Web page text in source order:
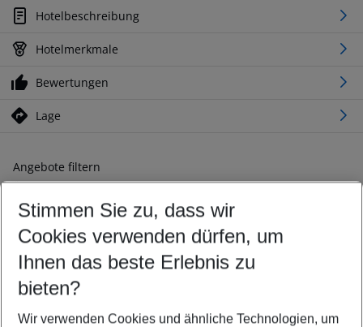
Hotelbeschreibung
Hotelmerkmale
Bewertungen
Lage
Angebote filtern
Ändern Sie Ihre Kriterien nach Ihren Wünschen
Abflughafen wählen
Beliebiger Abflughafen
Reisezeitraum wählen
08.08.26– 06.08.27 5-8 Nächte
2 Erwachsene Keine Kinder
Stimmen Sie zu, dass wir
Cookies verwenden dürfen, um
Ihnen das beste Erlebnis zu
bieten?
Wir verwenden Cookies und ähnliche Technologien, um